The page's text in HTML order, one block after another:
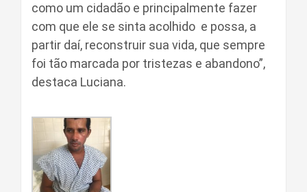
como um cidadão e principalmente fazer
com que ele se sinta acolhido e possa, a
partir daí, reconstruir sua vida, que sempre
foi tão marcada por tristezas e abandono”,
destaca Luciana.